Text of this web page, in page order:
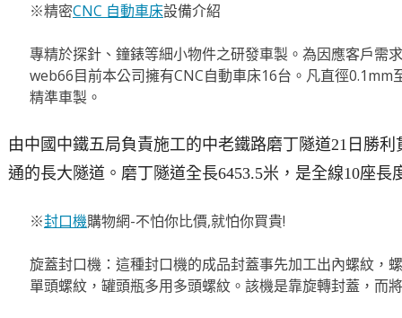
※精密CNC 自動車床設備介紹
專精於探針、鐘錶等細小物件之研發車製。為因應客戶需
web66目前本公司擁有CNC自動車床16台。凡直徑
精準車製。
由中國中鐵五局負責施工的中老鐵路磨丁隧道21日勝
通的長大隧道。磨丁隧道全長6453.5米，是全線10座長
※封口機購物網-不怕你比價,就怕你買貴!
旋蓋封口機：這種封口機的成品封蓋事先加工出內螺紋，
單頭螺紋，罐頭瓶多用多頭螺紋。該機是靠旋轉封蓋，而